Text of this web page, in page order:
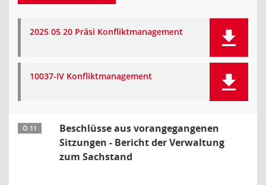
2025 05 20 Präsi Konfliktmanagement
10037-IV Konfliktmanagement
Ö 11
Beschlüsse aus vorangegangenen
Sitzungen - Bericht der Verwaltung
zum Sachstand